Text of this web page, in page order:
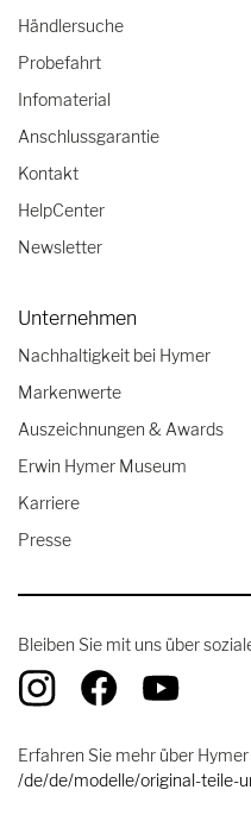
Händlersuche
Probefahrt
Infomaterial
Anschlussgarantie
Kontakt
HelpCenter
Newsletter
Unternehmen
Nachhaltigkeit bei Hymer
Markenwerte
Auszeichnungen & Awards
Erwin Hymer Museum
Karriere
Presse
Bleiben Sie mit uns über
Erfahren Sie mehr über
/de/de/modelle/original-teile-